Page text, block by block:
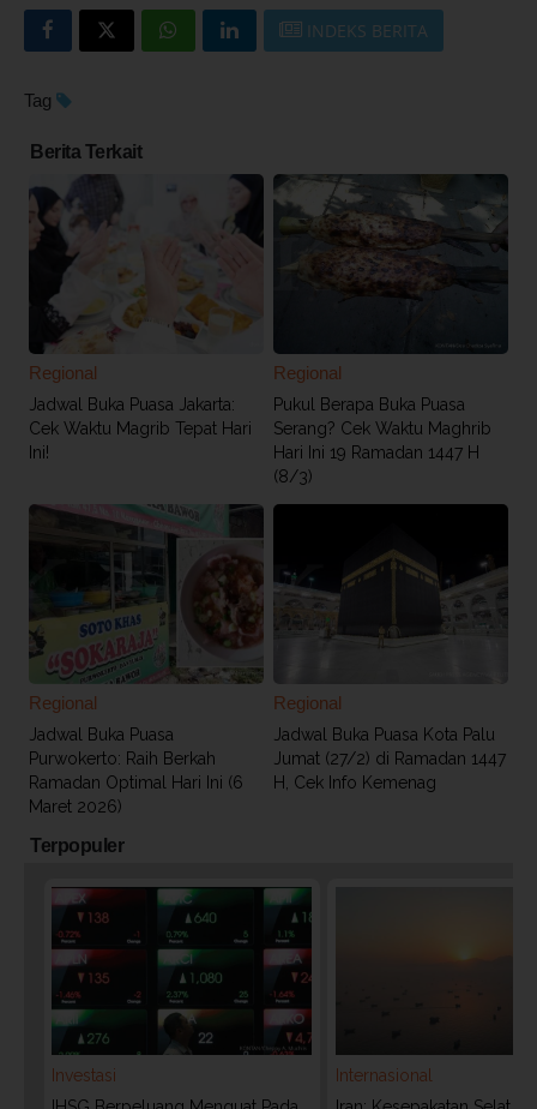
INDEKS BERITA
Tag
Berita Terkait
Regional
Jadwal Buka Puasa Jakarta:
Cek Waktu Magrib Tepat Hari
Ini!
Regional
Pukul Berapa Buka Puasa
Serang? Cek Waktu Maghrib
Hari Ini 19 Ramadan 1447 H
(8/3)
Regional
Jadwal Buka Puasa
Purwokerto: Raih Berkah
Ramadan Optimal Hari Ini (6
Maret 2026)
Regional
Jadwal Buka Puasa Kota Palu
Jumat (27/2) di Ramadan 1447
H, Cek Info Kemenag
Terpopuler
Investasi
Internasional